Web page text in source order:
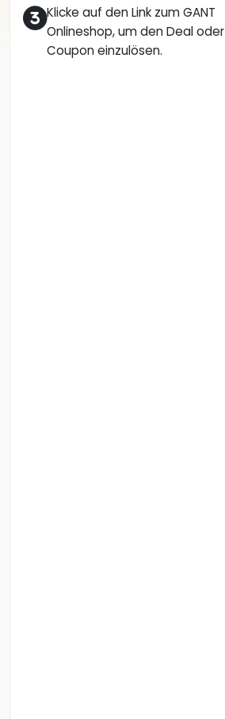
Klicke auf den Link zum GANT
Onlineshop, um den Deal oder
Coupon einzulösen.